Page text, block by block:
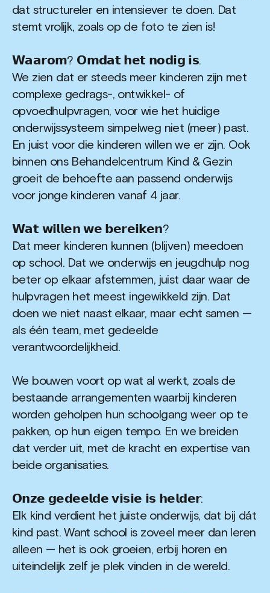
dat structureler en intensiever te doen. Dat
stemt vrolijk, zoals op de foto te zien is!
𝗪𝗮𝗮𝗿𝗼𝗺? 𝗢𝗺𝗱𝗮𝘁 𝗵𝗲𝘁 𝗻𝗼𝗱𝗶𝗴 𝗶𝘀.
We zien dat er steeds meer kinderen zijn met
complexe gedrags-, ontwikkel- of
opvoedhulpvragen, voor wie het huidige
onderwijssysteem simpelweg niet (meer) past.
En juist voor die kinderen willen we er zijn. Ook
binnen ons Behandelcentrum Kind & Gezin
groeit de behoefte aan passend onderwijs
voor jonge kinderen vanaf 4 jaar.
𝗪𝗮𝘁 𝘄𝗶𝗹𝗹𝗲𝗻 𝘄𝗲 𝗯𝗲𝗿𝗲𝗶𝗸𝗲𝗻?
Dat meer kinderen kunnen (blijven) meedoen
op school. Dat we onderwijs en jeugdhulp nog
beter op elkaar afstemmen, juist daar waar de
hulpvragen het meest ingewikkeld zijn. Dat
doen we niet naast elkaar, maar echt samen —
als één team, met gedeelde
verantwoordelijkheid.
We bouwen voort op wat al werkt, zoals de
bestaande arrangementen waarbij kinderen
worden geholpen hun schoolgang weer op te
pakken, op hun eigen tempo. En we breiden
dat verder uit, met de kracht en expertise van
beide organisaties.
𝗢𝗻𝘇𝗲 𝗴𝗲𝗱𝗲𝗲𝗹𝗱𝗲 𝘃𝗶𝘀𝗶𝗲 𝗶𝘀 𝗵𝗲𝗹𝗱𝗲𝗿:
Elk kind verdient het juiste onderwijs, dat bij dát
kind past. Want school is zoveel meer dan leren
alleen — het is ook groeien, erbij horen en
uiteindelijk zelf je plek vinden in de wereld.